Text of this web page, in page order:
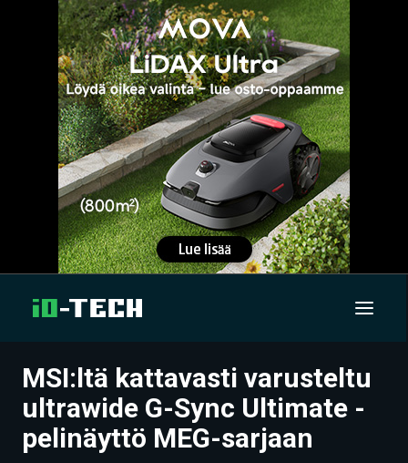
UUTISET
ARTIKKELIT
MSI:ltä kattavasti varusteltu
ultrawide G-Sync Ultimate -
pelinäyttö MEG-sarjaan